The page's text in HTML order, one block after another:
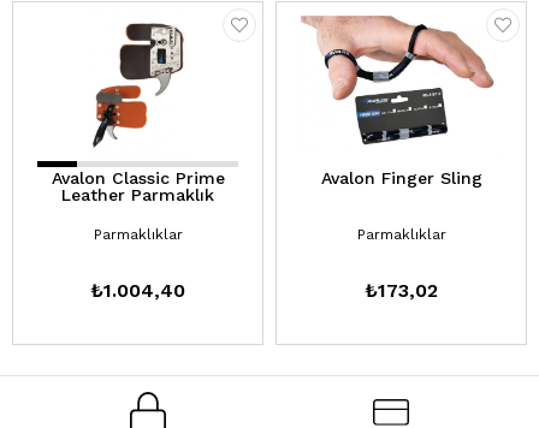
Avalon Classic Prime
Leather Parmaklık
Parmaklıklar
₺1.004,40
Avalon Finger Sling
Parmaklıklar
₺173,02